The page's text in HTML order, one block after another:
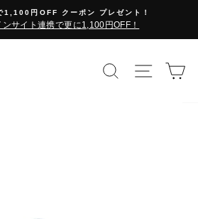
1,100円OFF クーポン プレゼント！
サイト連携で更に1,100円OFF！
検索で探す
サイト